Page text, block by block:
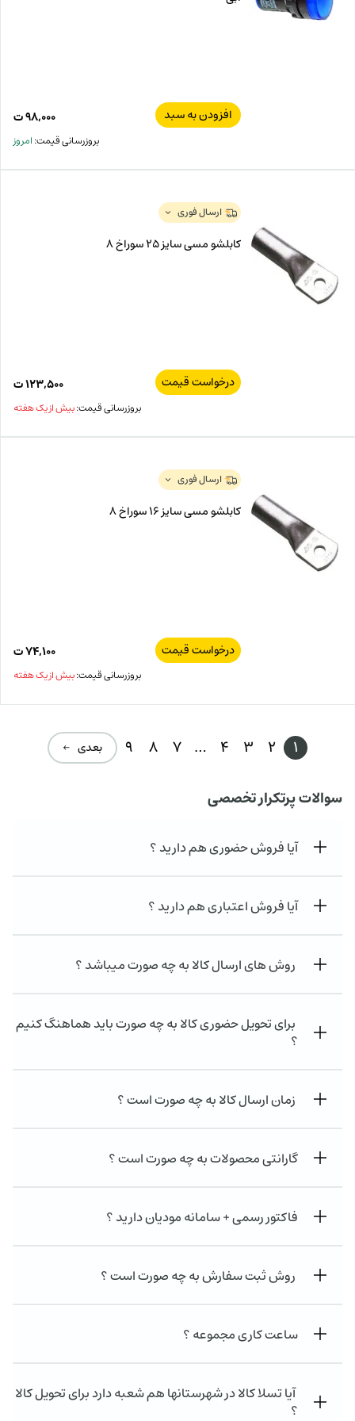
افزودن به سبد ۹۸,۰۰۰ت
بروزرسانی قیمت:امروز
ارسال فوری
کابلشو مسی سایز 25 سوراخ 8
درخواست قیمت ۱۲۳,۵۰۰ت
بروزرسانی قیمت:بیش از یک هفته
ارسال فوری
کابلشو مسی سایز 16 سوراخ 8
درخواست قیمت ۷۴,۱۰۰ت
بروزرسانی قیمت:بیش از یک هفته
1
2
3
4
…
7
8
9 بعدی ←
سوالات پرتکرار تخصصی
آیا فروش حضوری هم دارید ؟
آیا فروش اعتباری هم دارید ؟
روش های ارسال کالا به چه صورت میباشد ؟
برای تحویل حضوری کالا به چه صورت باید هماهنگ کنیم
؟
زمان ارسال کالا به چه صورت است ؟
گارانتی محصولات به چه صورت است ؟
فاکتور رسمی + سامانه مودیان دارید ؟
روش ثبت سفارش به چه صورت است ؟
ساعت کاری مجموعه ؟
آیا تسلا کالا در شهرستانها هم شعبه دارد برای تحویل کالا
؟